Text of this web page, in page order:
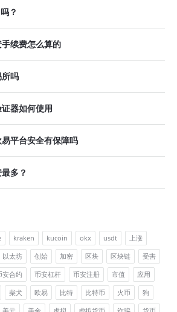
？
续费怎么算的
所吗
器如何使用
平台安全有保障吗
多？
kraken kucoin okx usdt
上涨
以太坊 创始 加密 区块 区块链
受害
安合约 币安杠杆 币安注册 市值
应用
柴犬 欧易 比特 比特币 火币
狗